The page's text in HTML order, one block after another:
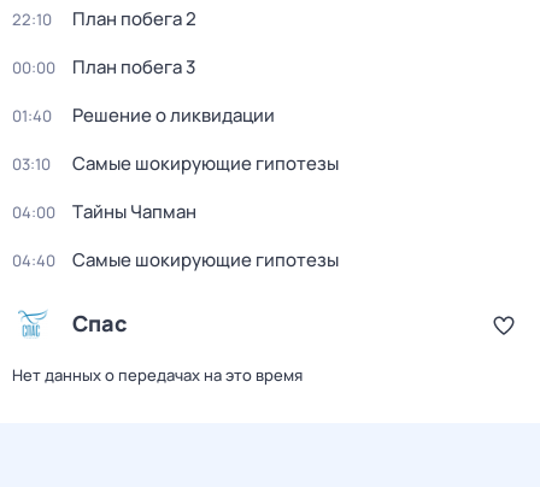
22:10 План побега 2
00:00 План побега 3
01:40 Решение о ликвидации
03:10 Самые шoкиpующие гипотезы
04:00 Тaйны Чапман
04:40 Самые шoкиpующие гипотезы
Спас
Нет данных о передачах на это время